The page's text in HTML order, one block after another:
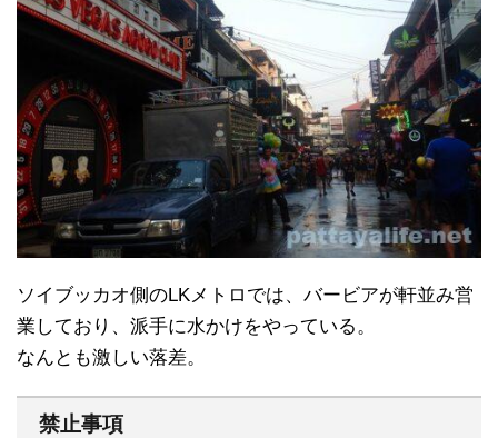
ソイブッカオ側のLKメトロでは、バービアが軒並み営
業しており、派手に水かけをやっている。
なんとも激しい落差。
禁止事項